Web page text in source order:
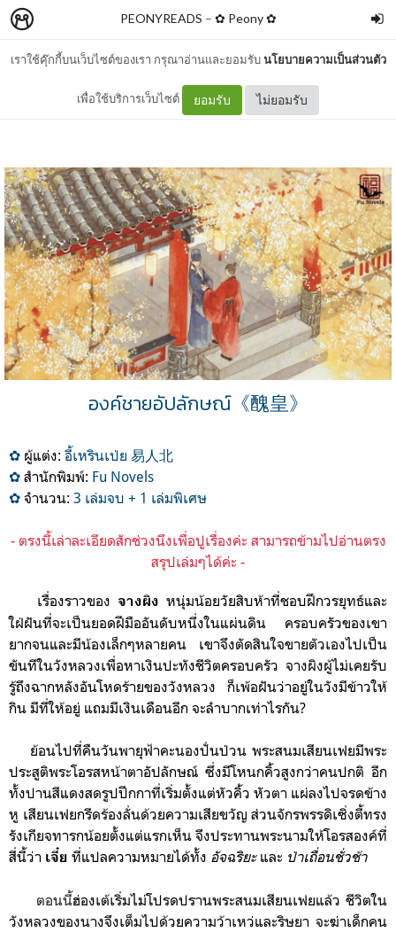
เราใช้คุ๊กกี้บนเว็บไซต์ของเรา กรุณาอ่านและยอมรับนโยบายความเป็นส่วนตัว
เพื่อใช้บริการเว็บไซต์ ยอมรับ ไม่ยอมรับ
PEONYREADS – ✿ Peony ✿
รีวิว องค์ชายอัปลักษณ์
องค์ชายอัปลักษณ์《醜皇》
✿ ผู้แต่ง: อี้เหรินเป่ย 易人北
✿ สำนักพิมพ์: Fu Novels
✿ จำนวน: 3 เล่มจบ + 1 เล่มพิเศษ
- ตรงนี้เล่าละเอียดสักช่วงนึงเพื่อปูเรื่องค่ะ สามารถข้ามไปอ่านตรง
สรุปเล่มๆได้ค่ะ -
เรื่องราวของ จางผิง หนุ่มน้อยวัยสิบห้าที่ชอบฝึกวรยุทธ์และ
ใฝ่ฝันที่จะเป็นยอดฝีมืออันดับหนึ่งในแผ่นดิน ครอบครัวของเขา
ยากจนและมีน้องเล็กๆหลายคน เขาจึงตัดสินใจขายตัวเองไปเป็น
ขันทีในวังหลวงเพื่อหาเงินปะทังชีวิตครอบครัว จางผิงผู้ไม่เคยรับ
รู้ถึงฉากหลังอันโหดร้ายของวังหลวง ก็เพ้อฝันว่าอยู่ในวังมีข้าวให้
กิน มีที่ให้อยู่ แถมมีเงินเดือนอีก จะลำบากเท่าไรกัน?
ย้อนไปที่คืนวันพายุฟ้าคะนองปั่นป่วน พระสนมเสียนเฟยมีพระ
ประสูติพระโอรสหน้าตาอัปลักษณ์ ซึ่งมีโหนกคิ้วสูงกว่าคนปกติ อีก
ทั้งปานสีแดงสดรูปปีกกาที่เริ่มตั้งแต่หัวคิ้ว หัวตา แผ่ลงไปจรดข้าง
หู เสียนเฟยกรีดร้องลั่นด้วยความเสียขวัญ ส่วนจักรพรรดิเซิ่งตี้ทรง
รังเกียจทารกน้อยตั้งแต่แรกเห็น จึงประทานพระนามให้โอรสองค์ที่
สี่นี้ว่า เจี๋ย ที่แปลความหมายได้ทั้ง อัจฉริยะและ ป่าเถื่อนชั่วช้า
ตอนนี้ฮ่องเต้เริ่มไม่โปรดปรานพระสนมเสียนเฟยแล้วชีวิตใน
วังหลวงของนางจึงเต็มไปด้วยความว้าเหว่และริษยา จะฆ่าเด็กคน